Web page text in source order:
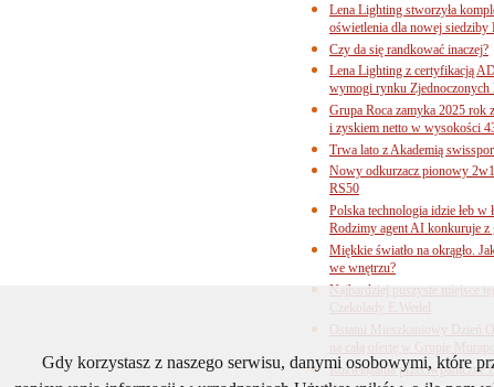
Lena Lighting stworzyła
oświetlenia dla nowej
Czy da się randkować inaczej?
Lena Lighting z certyfikacją
wymogi rynku
Grupa Roca zamyka 2025 rok
i zyskiem netto w wysokości
Trwa lato z Akademią swisspor
Nowy odkurzacz pionowy
RS50
Polska technologia idzie łeb w
Rodzimy agent AI konkuruje
Miękkie światło na okrągło.
we wnętrzu?
Najbardziej puszyste miejsce
Czekolady E.Wedel
Ostatni Mieszkaniowy Dzień
na całą ofertę w Grupie
Rozwiązania
Gdy korzystasz z naszego serwisu, danymi osobowymi, które